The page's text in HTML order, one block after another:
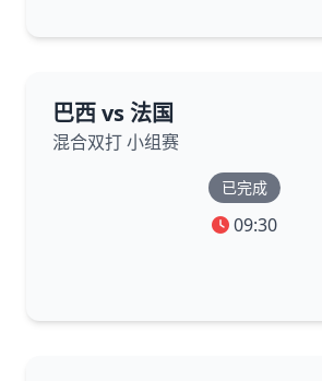
巴西 vs 法国
混合双打 小组赛
已完成
09:30